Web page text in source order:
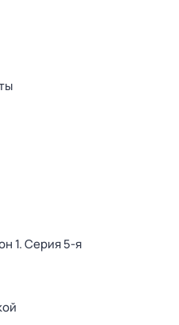
1. Серия 5-я